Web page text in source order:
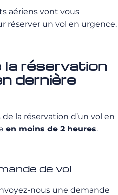
aériens vont vous
réserver un vol en urgence.
la réservation
dernière
la réservation d’un vol en
en moins de 2 heures.
de vol
nous une demande